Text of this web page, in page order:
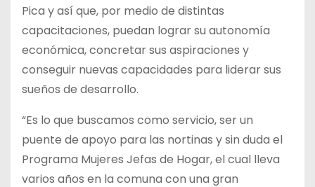
Pica y así que, por medio de distintas
capacitaciones, puedan lograr su autonomía
económica, concretar sus aspiraciones y
conseguir nuevas capacidades para liderar sus
sueños de desarrollo.
“Es lo que buscamos como servicio, ser un
puente de apoyo para las nortinas y sin duda el
Programa Mujeres Jefas de Hogar, el cual lleva
varios años en la comuna con una gran